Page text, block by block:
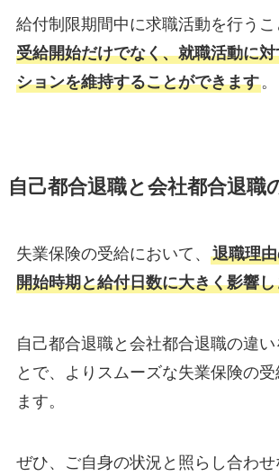
給付制限期間中に求職活動を行うこ
受給開始だけでなく、就職活動に
ションを維持することができます。
自己都合退職と会社都合退職
失業保険の受給において、 退職理
開始時期と給付日数に大きく影響し
自己都合退職と会社都合退職の違い
とで、よりスムーズな失業保険の受
ます。
ぜひ、ご自身の状況と照らし合わ